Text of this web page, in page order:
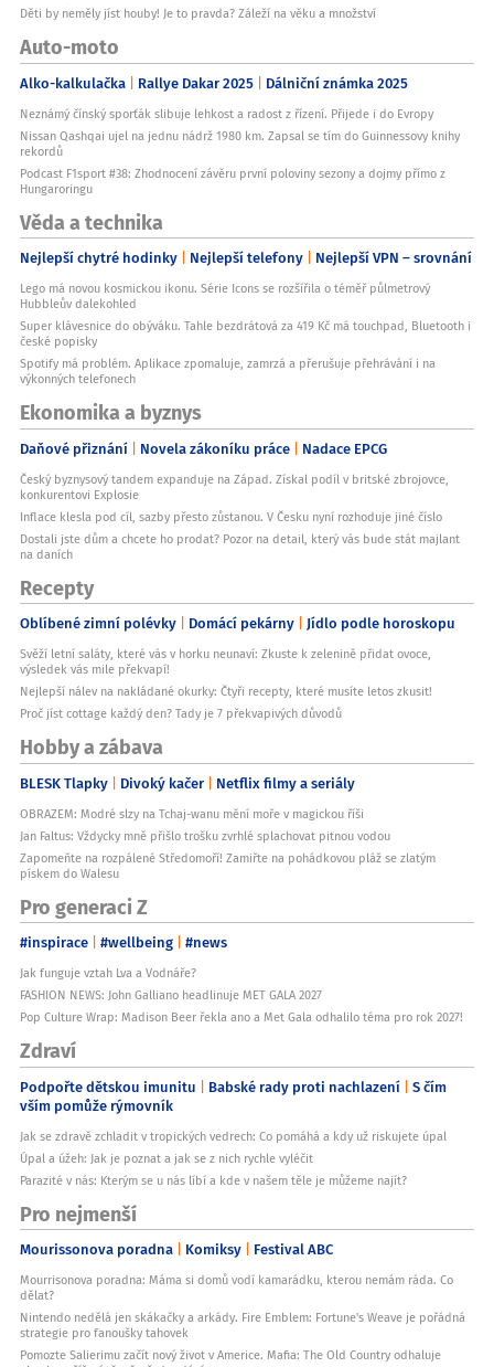
Děti by neměly jíst houby! Je to pravda? Záleží na věku a množství
Auto-moto
Alko-kalkulačka Rallye Dakar 2025 Dálniční známka 2025
Neznámý čínský sporťák slibuje lehkost a radost z řízení. Přijede i do Evropy
Nissan Qashqai ujel na jednu nádrž 1980 km. Zapsal se tím do Guinnessovy knihy
rekordů
Podcast F1sport #38: Zhodnocení závěru první poloviny sezony a dojmy přímo z
Hungaroringu
Věda a technika
Nejlepší chytré hodinky Nejlepší telefony Nejlepší VPN – srovnání
Lego má novou kosmickou ikonu. Série Icons se rozšířila o téměř půlmetrový
Hubbleův dalekohled
Super klávesnice do obýváku. Tahle bezdrátová za 419 Kč má touchpad, Bluetooth i
české popisky
Spotify má problém. Aplikace zpomaluje, zamrzá a přerušuje přehrávání i na
výkonných telefonech
Ekonomika a byznys
Daňové přiznání Novela zákoníku práce Nadace EPCG
Český byznysový tandem expanduje na Západ. Získal podíl v britské zbrojovce,
konkurentovi Explosie
Inflace klesla pod cíl, sazby přesto zůstanou. V Česku nyní rozhoduje jiné číslo
Dostali jste dům a chcete ho prodat? Pozor na detail, který vás bude stát majlant
na daních
Recepty
Oblíbené zimní polévky Domácí pekárny Jídlo podle horoskopu
Svěží letní saláty, které vás v horku neunaví: Zkuste k zelenině přidat ovoce,
výsledek vás mile překvapí!
Nejlepší nálev na nakládané okurky: Čtyři recepty, které musíte letos zkusit!
Proč jíst cottage každý den? Tady je 7 překvapivých důvodů
Hobby a zábava
BLESK Tlapky Divoký kačer Netflix filmy a seriály
OBRAZEM: Modré slzy na Tchaj-wanu mění moře v magickou říši
Jan Faltus: Vždycky mně přišlo trošku zvrhlé splachovat pitnou vodou
Zapomeňte na rozpálené Středomoří! Zamiřte na pohádkovou pláž se zlatým
pískem do Walesu
Pro generaci Z
#inspirace #wellbeing #news
Jak funguje vztah Lva a Vodnáře?
FASHION NEWS: John Galliano headlinuje MET GALA 2027
Pop Culture Wrap: Madison Beer řekla ano a Met Gala odhalilo téma pro rok 2027!
Zdraví
Podpořte dětskou imunitu Babské rady proti nachlazení S čím
vším pomůže rýmovník
Jak se zdravě zchladit v tropických vedrech: Co pomáhá a kdy už riskujete úpal
Úpal a úžeh: Jak je poznat a jak se z nich rychle vyléčit
Parazité v nás: Kterým se u nás líbí a kde v našem těle je můžeme najít?
Pro nejmenší
Mourissonova poradna Komiksy Festival ABC
Mourrisonova poradna: Máma si domů vodí kamarádku, kterou nemám ráda. Co
dělat?
Nintendo nedělá jen skákačky a arkády. Fire Emblem: Fortune's Weave je pořádná
strategie pro fanoušky tahovek
Pomozte Salierimu začít nový život v Americe. Mafia: The Old Country odhaluje